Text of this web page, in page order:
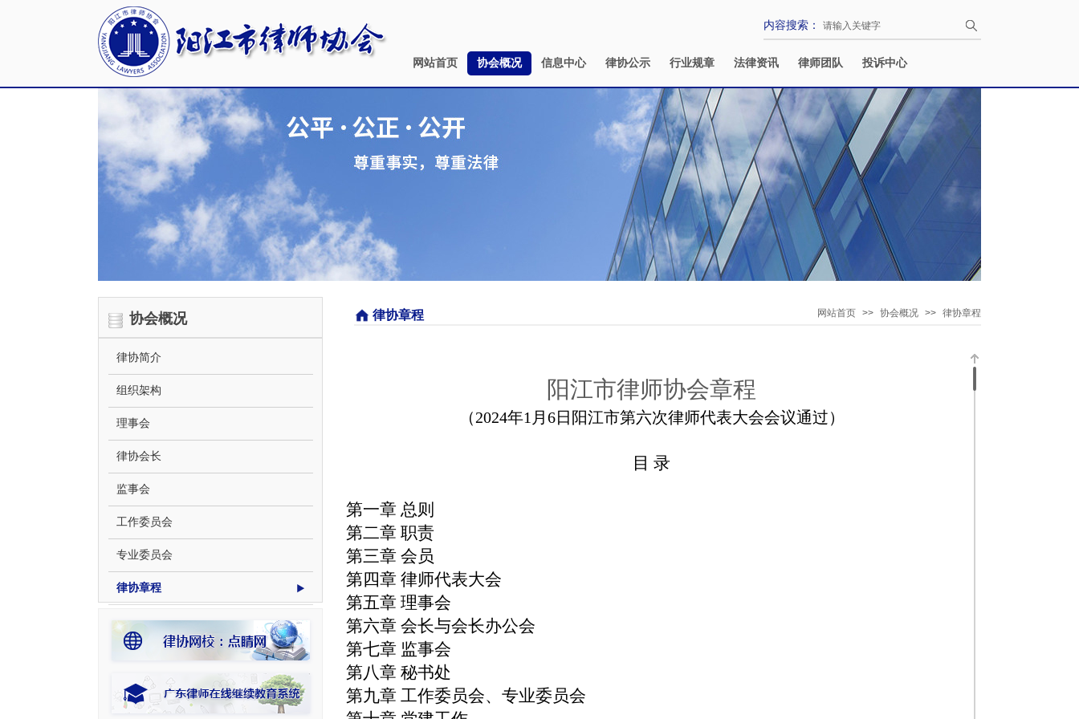
内容搜索：
网站首页 协会概况 信息中心 律协公示 行业规章 法律资讯 律师团队 投诉中心
律协简介
组织架构
理事会
律协会长
监事会
工作委员会
专业委员会
律协章程
协会概况 律协章程 网站首页 >> 协会概况 >> 律协章程
阳江市律师协会章程
（2024年1月 6日阳江市第六次律师代表大会会议通过）
目 录
第一章 总则
第二章 职责
第三章 会员
第四章 律师代表大会
第五章 理事会
第六章 会长与会长办公会
第七章 监事会
第八章 秘书处
第九章 工作委员会、 专业委员会